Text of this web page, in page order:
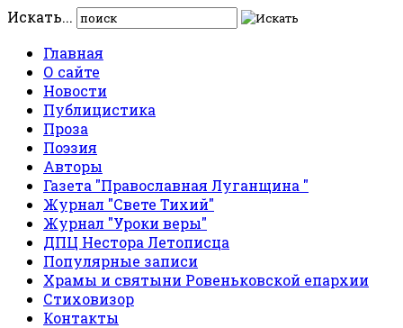
Искать...
Главная
О сайте
Новости
Публицистика
Проза
Поэзия
Авторы
Газета "Православная Луганщина "
Журнал "Свете Тихий"
Журнал "Уроки веры"
ДПЦ Нестора Летописца
Популярные записи
Храмы и святыни Ровеньковской епархии
Стиховизор
Контакты